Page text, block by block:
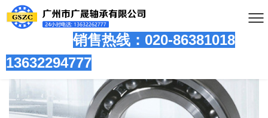
销售热线：020-86381018
13632294777